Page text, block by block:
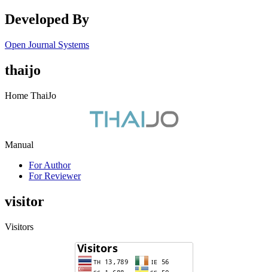
Developed By
Open Journal Systems
thaijo
Home ThaiJo
Manual
For Author
For Reviewer
visitor
Visitors